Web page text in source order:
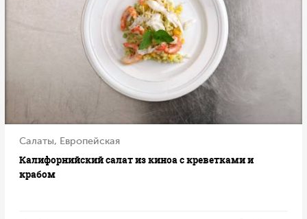
Салаты, Европейская
Калифорнийский салат из киноа с креветками и
крабом